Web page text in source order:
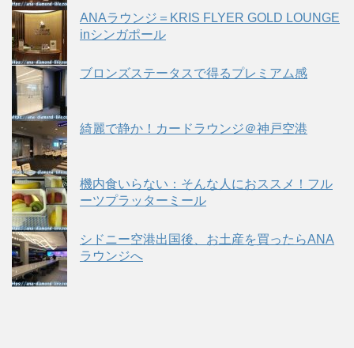
ANAラウンジ＝KRIS FLYER GOLD LOUNGE
inシンガポール
ブロンズステータスで得るプレミアム感
綺麗で静か！カードラウンジ＠神戸空港
機内食いらない：そんな人におススメ！フル
ーツプラッターミール
シドニー空港出国後、お土産を買ったらANA
ラウンジへ